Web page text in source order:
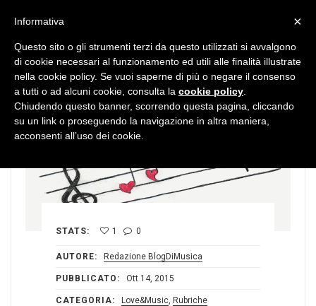
STATS: 1 0
AUTORE: Redazione BlogDiMusica
PUBBLICATO: Ott 14, 2015
CATEGORIA: Love&Music Rubriche
×
Informativa
Questo sito o gli strumenti terzi da questo utilizzati si avvalgono
di cookie necessari al funzionamento ed utili alle finalità illustrate
nella cookie policy. Se vuoi saperne di più o negare il consenso
a tutti o ad alcuni cookie, consulta la cookie policy
Chiudendo questo banner, scorrendo questa pagina, cliccando
su un link o proseguendo la navigazione in altra maniera,
acconsenti all’uso dei cookie.